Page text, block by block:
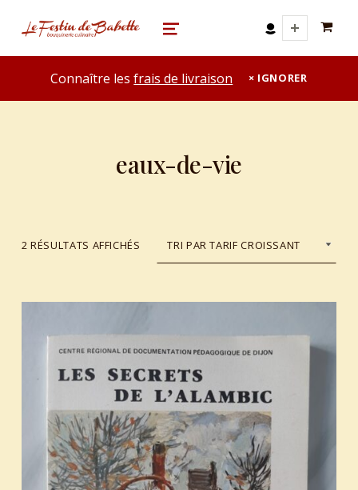
le festin de babette
"LE FESTIN DE BABETTE" – BOUQUINERIE GASTRONOMIQUE MENU
Connaître lesfrais de livraison IGNORER
eaux-de-vie
2 RÉSULTATS AFFICHÉS TRIÉ DU PLUS RÉCENT AU PLUS ANCIEN